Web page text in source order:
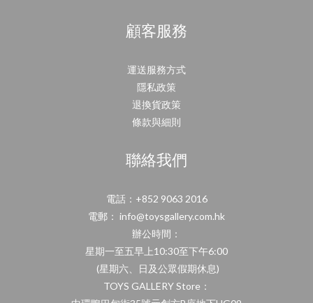
顧客服務
運送服務方式
隱私政策
退換貨政策
條款與細則
聯絡我們
電話：+852 9063 2016
電郵： info@toysgallery.com.hk
辦公時間：
星期一至五早上10:30至下午6:00
(星期六、日及公眾假期休息)
TOYS GALLERY Store：